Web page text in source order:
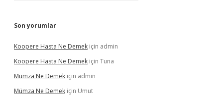
Son yorumlar
Koopere Hasta Ne Demek için admin
Koopere Hasta Ne Demek için Tuna
Mümza Ne Demek için admin
Mümza Ne Demek için Umut